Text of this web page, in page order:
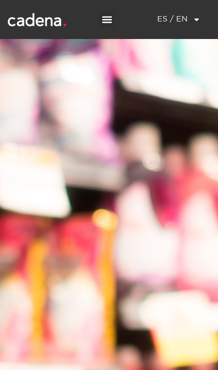
ES / EN